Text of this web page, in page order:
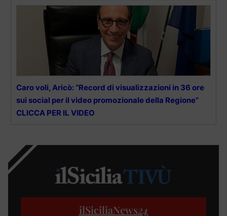
Caro voli, Aricò: “Record di visualizzazioni in 36 ore
sui social per il video promozionale della Regione”
CLICCA PER IL VIDEO
ilSiciliaNews24